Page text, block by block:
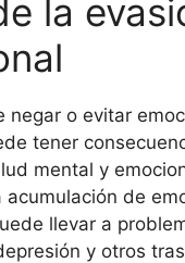
la
negar o evitar
tener
mental y
acumulación de
llevar a
y otros